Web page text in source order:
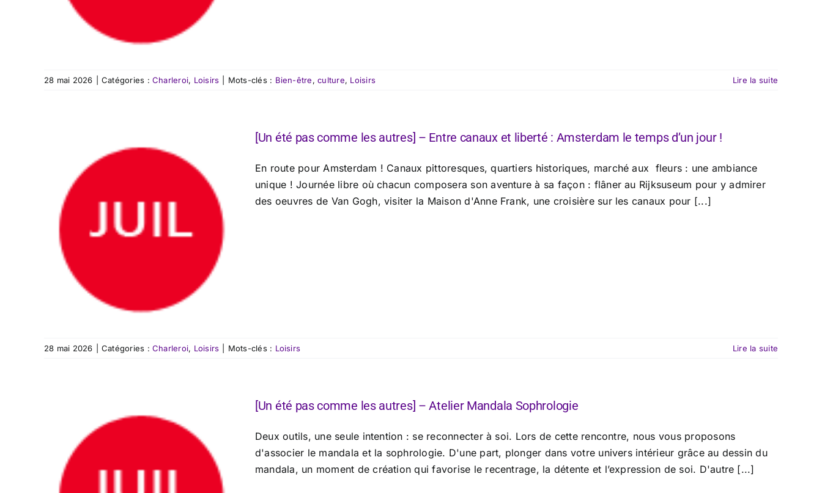
28 mai 2026 Catégories :Charleroi, Loisirs Mots-clés : Bien-être,culture, Loisirs Lire la suite
[Un été pas comme les autres] – Entre canaux et liberté : Amsterdam le temps d’un jour !
En route pour Amsterdam ! Canaux pittoresques, quartiers historiques, marché aux fleurs : une ambiance
unique ! Journée libre où chacun composera son aventure à sa façon : flâner au Rijksuseum pour y admirer
des oeuvres de Van Gogh, visiter la Maison d'Anne Frank, une croisière sur les canaux pour [...]
28 mai 2026 Catégories :Charleroi, Loisirs Mots-clés : Loisirs Lire la suite
[Un été pas comme les autres] – Atelier Mandala Sophrologie
Deux outils, une seule intention : se reconnecter à soi. Lors de cette rencontre, nous vous proposons
d'associer le mandala et la sophrologie. D'une part, plonger dans votre univers intérieur grâce au dessin du
mandala, un moment de création qui favorise le recentrage, la détente et l’expression de soi. D'autre [...]